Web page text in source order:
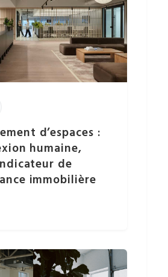
d’espaces :
humaine,
de
immobilière